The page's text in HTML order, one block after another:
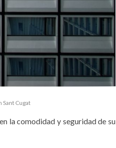
Cugat
la comodidad y seguridad de su